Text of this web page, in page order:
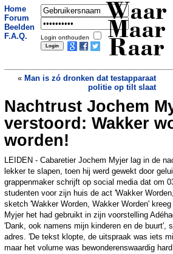
Home
Forum
Beelden
F.A.Q.
Login onthouden
Waar
Maar
Raar
« Man is zó dronken dat testapparaat
politie op tilt slaat
Vrouw werkt
Alzheimer
coronacrisis»
Nachtrust Jochem
verstoord: Wakker
worden!
LEIDEN - Cabaretier Jochem Myjer lag in de
lekker te slapen, toen hij werd gewekt door
grappenmaker schrijft op social media dat om
studenten voor zijn huis de act 'Wakker
sketch 'Wakker Worden, Wakker Worden'
Myjer het had gebruikt in zijn voorstelling
'Dank, ook namens mijn kinderen en de buurt',
adres. 'De tekst klopte, de uitspraak was iets
maar het volume was bewonderenswaardig